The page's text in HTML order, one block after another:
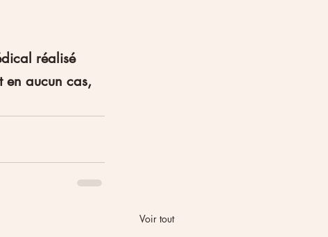
réalisé
en aucun cas,
Voir tout